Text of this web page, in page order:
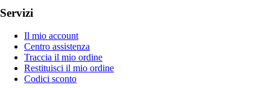
Servizi
Il mio account
Centro assistenza
Traccia il mio ordine
Restituisci il mio ordine
Codici sconto